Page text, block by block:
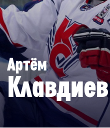
Юниор
Дивизион
АКМ-
Ладья
Локо-76
МХК Молот
Реактор
Артём
Клавдиев